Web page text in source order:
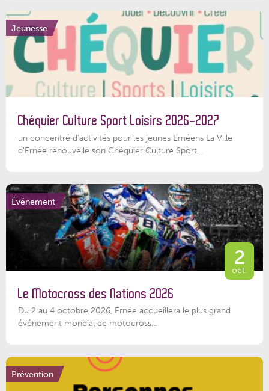
Jeunesse
Chéquier Culture Sport Loisirs 2026-2027
un concentré d’activités pour les jeunes Ernéens La Ville
d’Ernée renouvelle son Chéquier Culture Sport...
Événement
2
oct.
Le Motocross des Nations 2026
Du 2 au 4 octobre 2026, Ernée accueillera le plus grand
événement mondial de motocross...
Prévention